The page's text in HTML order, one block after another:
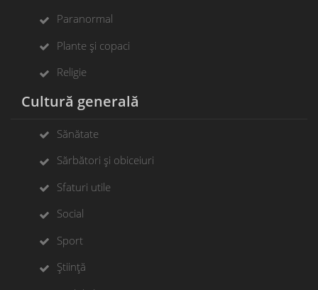
Paranormal
Plante și copaci
Religie
Cultură generală
Sănătate
Sărbători și obiceiuri
Sfaturi utile
Social
Sport
Știință